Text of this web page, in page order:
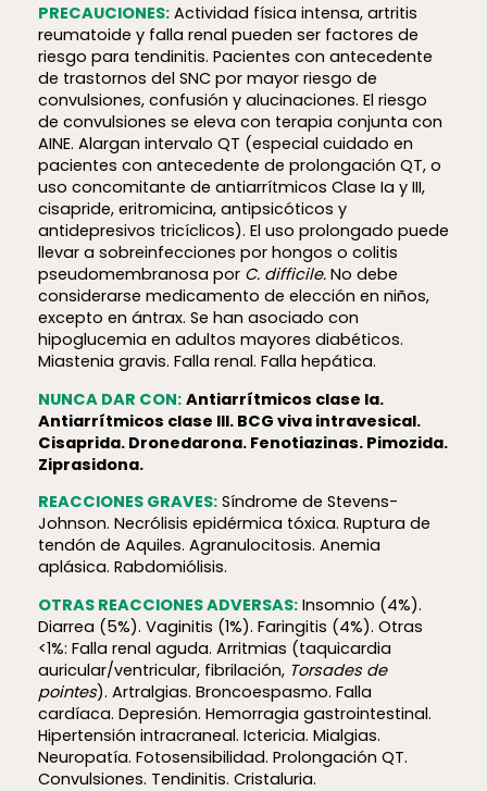
PRECAUCIONES:Actividad física intensa, artritis
reumatoide y falla renal pueden ser factores de
riesgo para tendinitis. Pacientes con antecedente
de trastornos del SNC por mayor riesgo de
convulsiones, confusión y alucinaciones. El riesgo
de convulsiones se eleva con terapia conjunta con
AINE. Alargan intervalo QT (especial cuidado en
pacientes con antecedente de prolongación QT, o
uso concomitante de antiarrítmicos Clase Ia y III,
cisapride, eritromicina, antipsicóticos y
antidepresivos tricíclicos). El uso prolongado puede
llevar a sobreinfecciones por hongos o colitis
pseudomembranosa por C. difficile. No debe
considerarse medicamento de elección en niños,
excepto en ántrax. Se han asociado con
hipoglucemia en adultos mayores diabéticos.
Miastenia gravis. Falla renal. Falla hepática.
NUNCA DAR CON: Antiarrítmicos clase Ia.
Antiarrítmicos clase III. BCG viva intravesical.
Cisaprida. Dronedarona. Fenotiazinas. Pimozida.
Ziprasidona.
REACCIONES GRAVES:Síndrome de Stevens-
Johnson. Necrólisis epidérmica tóxica. Ruptura de
tendón de Aquiles. Agranulocitosis. Anemia
aplásica. Rabdomiólisis.
OTRAS REACCIONES ADVERSAS:Insomnio (4%).
Diarrea (5%). Vaginitis (1%). Faringitis (4%). Otras
<1%: Falla renal aguda. Arritmias (taquicardia
auricular/ventricular, fibrilación, Torsades de
pointes). Artralgias. Broncoespasmo. Falla
cardíaca. Depresión. Hemorragia gastrointestinal.
Hipertensión intracraneal. Ictericia. Mialgias.
Neuropatía. Fotosensibilidad. Prolongación QT.
Convulsiones. Tendinitis. Cristaluria.